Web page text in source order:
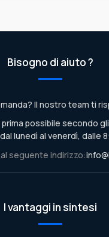
Bisogno di aiuto ?
Il nostro team ti
possibile secondo
lunedì al venerdì, dalle
seguente indirizzo:
I vantaggi in sintesi